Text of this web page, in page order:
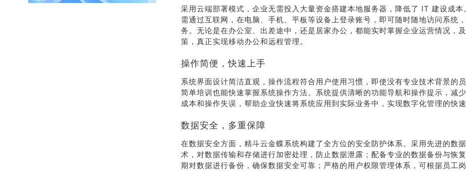
采用云端部署模式，企业无需投入大量资金搭建本地服务器，降低了 IT 建设成本
需通过互联网，在电脑、手机、平板等设备上登录账号，即可随时随地访问系统
务。无论是在办公室、出差途中，还是居家办公，都能实时掌握企业运营情况，
策，真正实现移动办公和远程管理。
操作简便，快速上手
系统界面设计简洁直观，操作流程符合用户使用习惯，即使没有专业技术背景的
简单培训也能快速掌握系统操作方法。系统提供清晰的功能导航和操作提示，减
成本和操作失误，帮助企业快速将系统应用到实际业务中，实现数字化管理的快速
数据安全，多重保障
在数据安全方面，精斗云金蝶系统构建了全方位的安全防护体系。采用先进的数
术，对数据传输和存储进行加密处理，防止数据泄露；配备专业的数据备份与恢
期对数据进行备份，确保数据安全可靠；严格的用户权限管理体系，可根据员工